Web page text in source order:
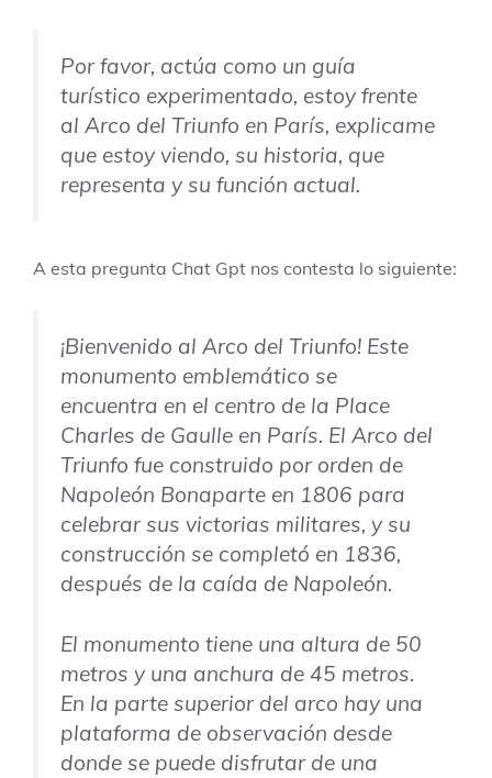
Por favor, actúa como un guía
turístico experimentado, estoy frente
al Arco del Triunfo en París, explicame
que estoy viendo, su historia, que
representa y su función actual.
A esta pregunta Chat Gpt nos contesta lo siguiente:
¡Bienvenido al Arco del Triunfo! Este
monumento emblemático se
encuentra en el centro de la Place
Charles de Gaulle en París. El Arco del
Triunfo fue construido por orden de
Napoleón Bonaparte en 1806 para
celebrar sus victorias militares, y su
construcción se completó en 1836,
después de la caída de Napoleón.
El monumento tiene una altura de 50
metros y una anchura de 45 metros.
En la parte superior del arco hay una
plataforma de observación desde
donde se puede disfrutar de una